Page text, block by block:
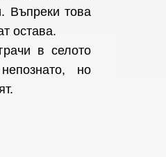
Въпреки това
остава.
в селото
но